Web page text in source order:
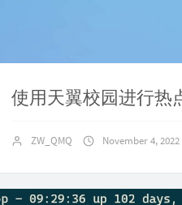
使用天翼校园进行
ZW_QMQ November 4, 2022